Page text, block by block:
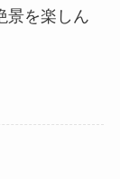
景を楽しん